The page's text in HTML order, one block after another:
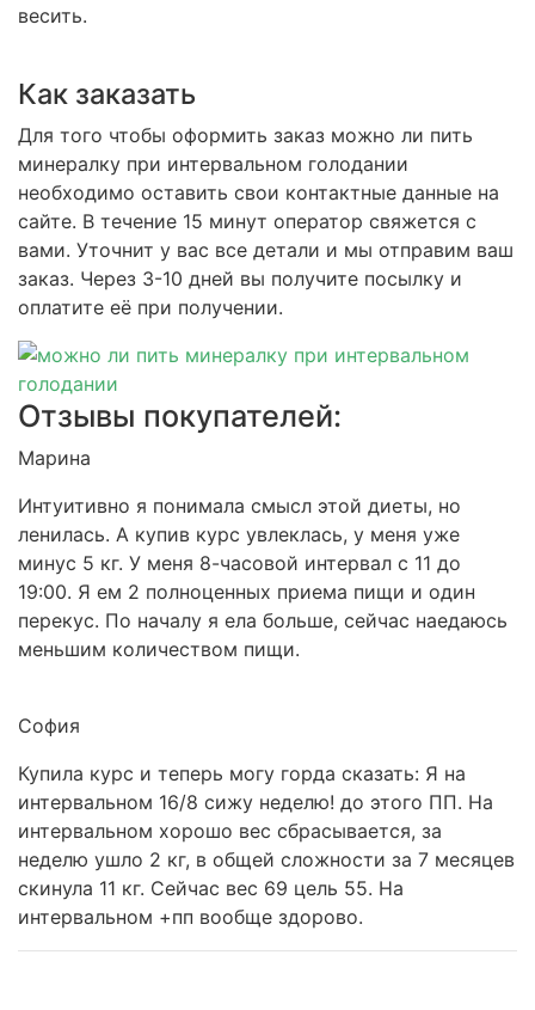
весить.
Как заказать
Для того чтобы оформить заказ можно ли пить
минералку при интервальном голодании
необходимо оставить свои контактные данные на
сайте. В течение 15 минут оператор свяжется с
вами. Уточнит у вас все детали и мы отправим ваш
заказ. Через 3-10 дней вы получите посылку и
оплатите её при получении.
Отзывы покупателей:
Марина
Интуитивно я понимала смысл этой диеты, но
ленилась. А купив курс увлеклась, у меня уже
минус 5 кг. У меня 8-часовой интервал с 11 до
19:00. Я ем 2 полноценных приема пищи и один
перекус. По началу я ела больше, сейчас наедаюсь
меньшим количеством пищи.
София
Купила курс и теперь могу горда сказать: Я на
интервальном 16/8 сижу неделю! до этого ПП. На
интервальном хорошо вес сбрасывается, за
неделю ушло 2 кг, в общей сложности за 7 месяцев
скинула 11 кг. Сейчас вес 69 цель 55. На
интервальном +пп вообще здорово.